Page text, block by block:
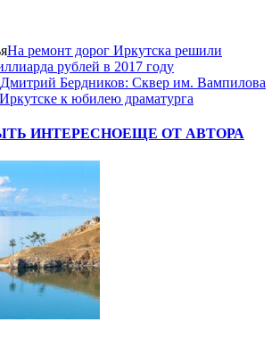
На ремонт дорог Иркутска решили
рублей в 2017 году
Дмитрий Бердников: Сквер им. Вампилова
к юбилею драматурга
ИНТЕРЕСНОЕЩЕ ОТ АВТОРА